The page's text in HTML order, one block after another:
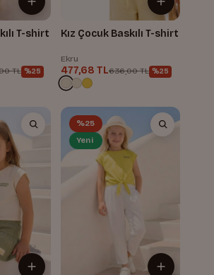
T-shirt
TL %25
Kız Çocuk Baskılı T-shirt
Ekru
477,68 TL636,00 TL %25
%25
Yeni